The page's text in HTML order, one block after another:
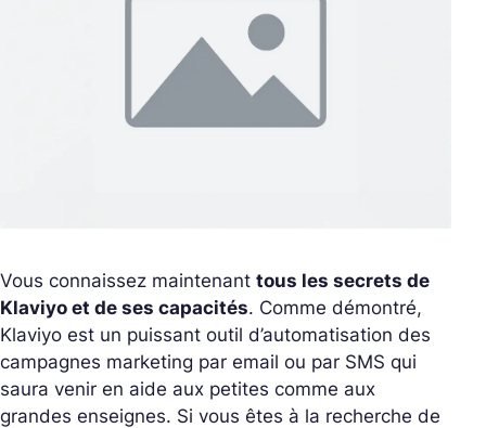
Vous connaissez maintenant tous les secrets de
Klaviyo et de ses capacités. Comme démontré,
Klaviyo est un puissant outil d’automatisation des
campagnes marketing par email ou par SMS qui
saura venir en aide aux petites comme aux
grandes enseignes. Si vous êtes à la recherche de